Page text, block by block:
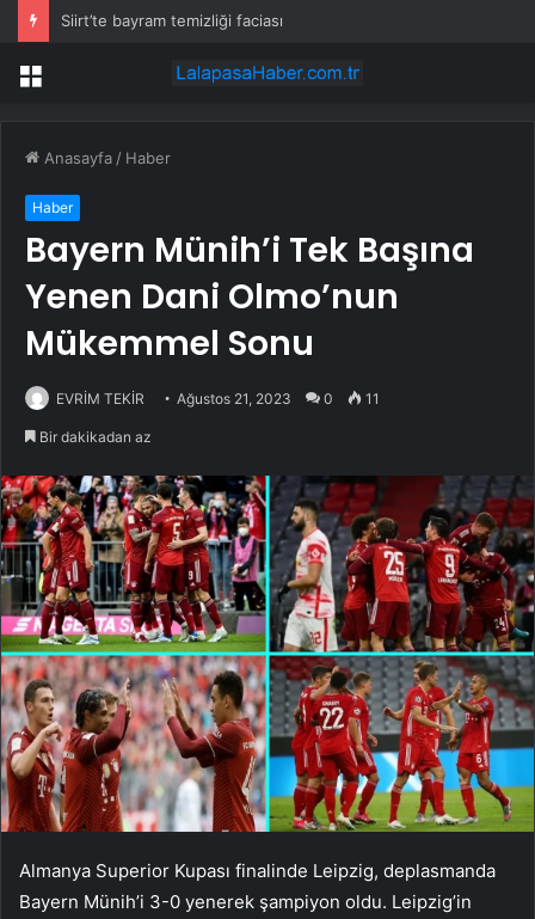
Siirt’te bayram temizliği faciası
Menü
Anasayfa / Haber
Haber
Bayern Münih’i Tek Başına
Yenen Dani Olmo’nun
Mükemmel Sonu
EVRİM TEKİR Ağustos 21, 2023 0 11
Bir dakikadan az
Almanya Superior Kupası finalinde Leipzig, deplasmanda
Bayern Münih’i 3-0 yenerek şampiyon oldu. Leipzig’in